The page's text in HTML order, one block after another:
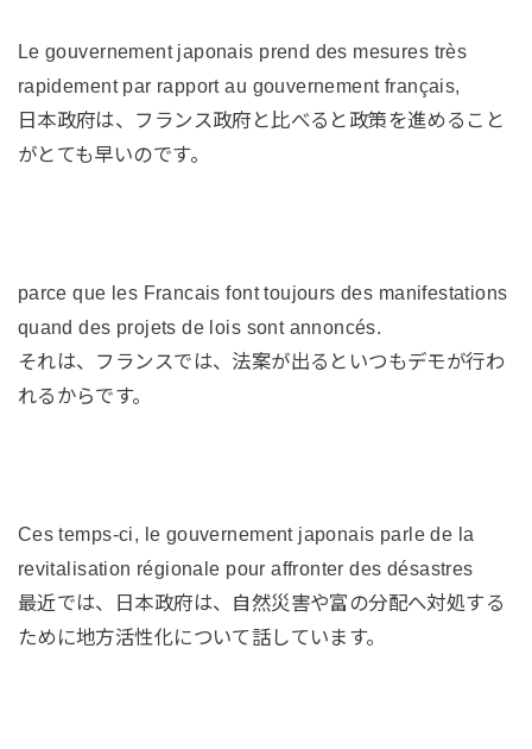
Le gouvernement japonais prend des mesures très
rapidement par rapport au gouvernement français,
日本政府は、フランス政府と比べると政策を進めること
がとても早いのです。
parce que les Francais font toujours des manifestations
quand des projets de lois sont annoncés.
それは、フランスでは、法案が出るといつもデモが行わ
れるからです。
Ces temps-ci, le gouvernement japonais parle de la
revitalisation régionale pour affronter des désastres
最近では、日本政府は、自然災害や富の分配へ対処する
ために地方活性化について話しています。